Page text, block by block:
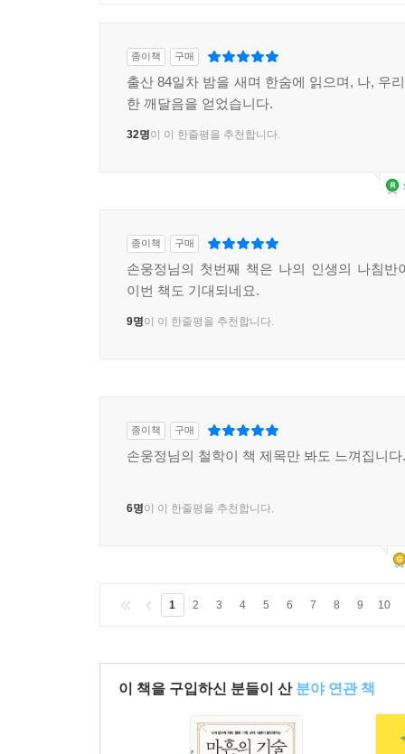
종이책 구매
출산 84일차 밤을 새며 한숨에 읽으며, 나, 우
한 깨달음을 얻었습니다.
32명이 이 한줄평을 추천합니다.
종이책 구매
손웅정님의 첫번째 책은 나의 인생의 나침반
이번 책도 기대되네요.
9명이 이 한줄평을 추천합니다.
종이책 구매
손웅정님의 철학이 책 제목만 봐도 느껴집니다.
6명이 이 한줄평을 추천합니다.
1 2 3 4 5 6 7 8 9 10
이 책을 구입하신 분들이 산 분야 연관 책